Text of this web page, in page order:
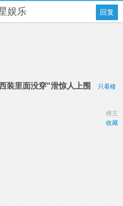
回复
娱乐
装里面没穿"泄惊人上围
只看楼
楼主
收藏